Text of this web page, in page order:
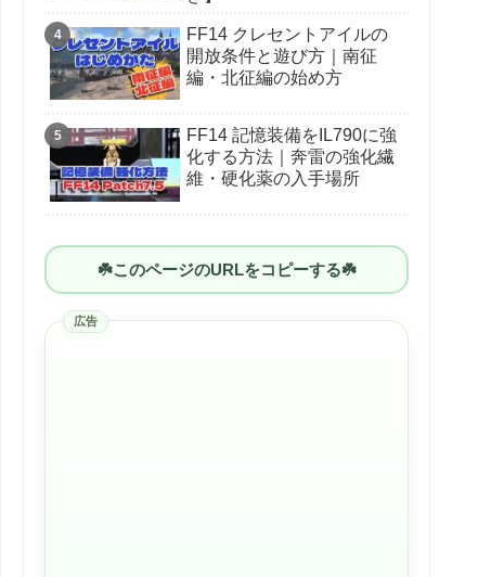
FF14 クレセントアイルの
開放条件と遊び方｜南征
編・北征編の始め方
FF14 記憶装備をIL790に強
化する方法｜奔雷の強化繊
維・硬化薬の入手場所
☘️このページのURLをコピーする☘️
広告